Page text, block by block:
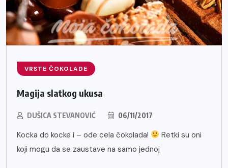
VRSTE ČOKOLADE
Magija slatkog ukusa
DUŠICA STEVANOVIĆ 06/11/2017
Kocka do kocke i – ode cela čokolada!
Retki su oni
koji mogu da se zaustave na samo jednoj